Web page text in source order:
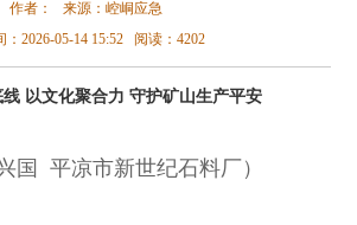
作者： 来源：崆峒应急
：2026-05-14 15:52 阅读：4202
线 以文化聚合力 守护矿山生产平安
兴国 平凉市新世纪石料厂）